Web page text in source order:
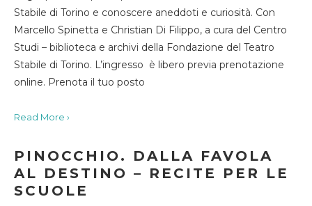
Stabile di Torino e conoscere aneddoti e curiosità. Con
Marcello Spinetta e Christian Di Filippo, a cura del Centro
Studi – biblioteca e archivi della Fondazione del Teatro
Stabile di Torino. L’ingresso è libero previa prenotazione
online. Prenota il tuo posto
Read More ›
PINOCCHIO. DALLA FAVOLA
AL DESTINO – RECITE PER LE
SCUOLE